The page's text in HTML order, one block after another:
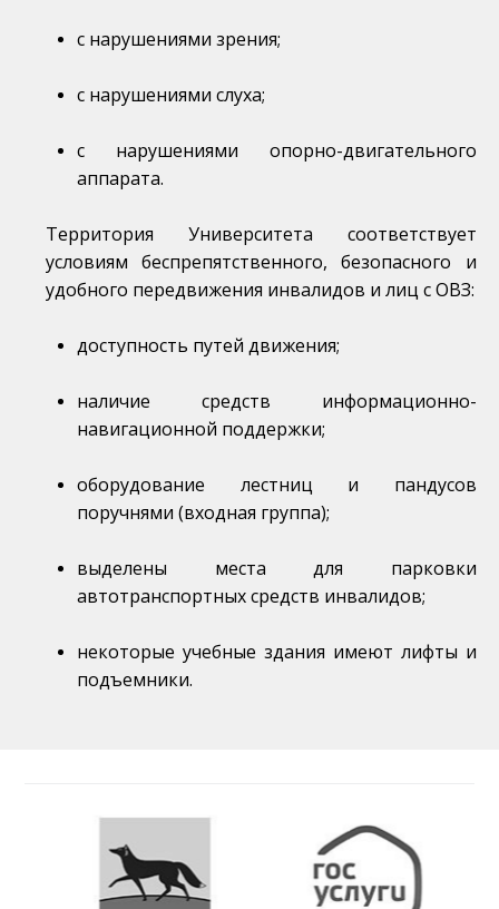
с нарушениями зрения;
с нарушениями слуха;
с нарушениями опорно-двигательного
аппарата.
Территория Университета соответствует
условиям беспрепятственного, безопасного и
удобного передвижения инвалидов и лиц с ОВЗ:
доступность путей движения;
наличие средств информационно-
навигационной поддержки;
оборудование лестниц и пандусов
поручнями (входная группа);
выделены места для парковки
автотранспортных средств инвалидов;
некоторые учебные здания имеют лифты и
подъемники.